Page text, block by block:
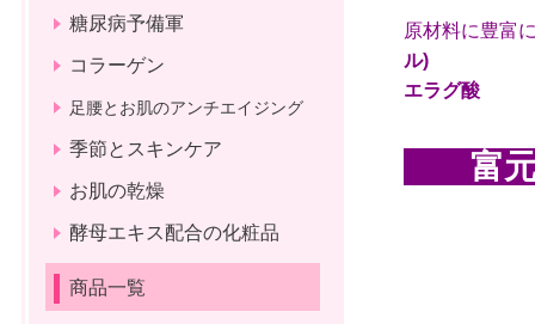
原材料に豊富
ル)
エラグ酸
富元
糖尿病予備軍
コラーゲン
足腰とお肌のアンチエイジング
季節とスキンケア
お肌の乾燥
酵母エキス配合の化粧品
商品一覧